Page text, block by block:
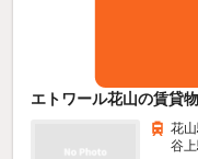
エトワール花山の賃貸
花
谷